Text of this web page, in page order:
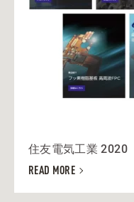
住友電気工業 2020
READ MORE